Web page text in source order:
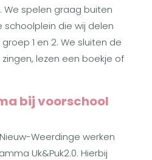
spelen graag buiten
die wij delen
1 en 2. We sluiten de
lezen een boekje of
bij voorschool
Weerdinge werken
Uk&Puk2.0. Hierbij